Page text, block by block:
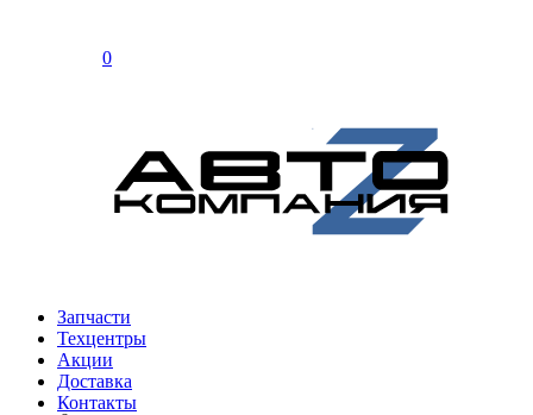
0
Запчасти
Техцентры
Акции
Доставка
Контакты